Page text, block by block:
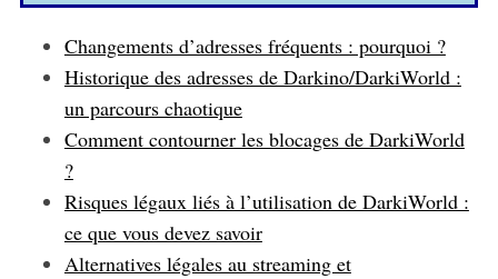
Changements d’adresses fréquents : pourquoi ?
Historique des adresses de Darkino/DarkiWorld :
un parcours chaotique
Comment contourner les blocages de DarkiWorld
?
Risques légaux liés à l’utilisation de DarkiWorld :
ce que vous devez savoir
Alternatives légales au streaming et